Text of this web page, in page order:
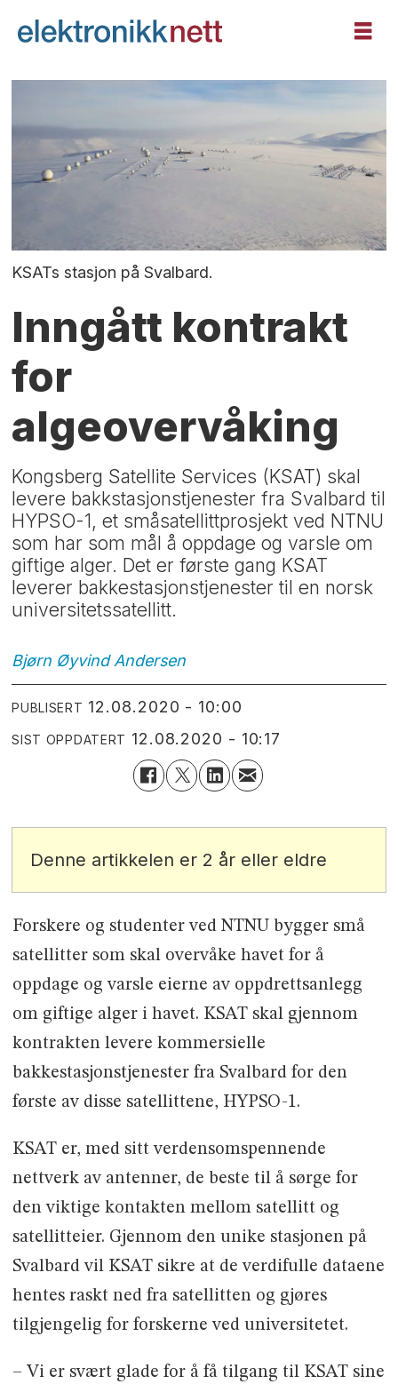
KSATs stasjon på Svalbard.
Inngått kontrakt
for
algeovervåking
Kongsberg Satellite Services (KSAT) skal
levere bakkstasjonstjenester fra Svalbard til
HYPSO-1, et småsatellittprosjekt ved NTNU
som har som mål å oppdage og varsle om
giftige alger. Det er første gang KSAT
leverer bakkestasjonstjenester til en norsk
universitetssatellitt.
Bjørn Øyvind Andersen
PUBLISERT 12.08.2020 - 10:00
SIST OPPDATERT 12.08.2020 - 10:17
Denne artikkelen er 2 år eller eldre
Forskere og studenter ved NTNU bygger små
satellitter som skal overvåke havet for å
oppdage og varsle eierne av oppdrettsanlegg
om giftige alger i havet. KSAT skal gjennom
kontrakten levere kommersielle
bakkestasjonstjenester fra Svalbard for den
første av disse satellittene, HYPSO-1.
KSAT er, med sitt verdensomspennende
nettverk av antenner, de beste til å sørge for
den viktige kontakten mellom satellitt og
satellitteier. Gjennom den unike stasjonen på
Svalbard vil KSAT sikre at de verdifulle dataene
hentes raskt ned fra satellitten og gjøres
tilgjengelig for forskerne ved universitetet.
– Vi er svært glade for å få tilgang til KSAT sine